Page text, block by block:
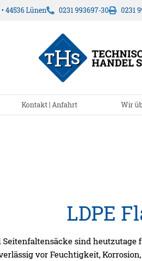
44536 Lünen 0231 993697-30 0231
Kontakt | Anfahrt Wir
LDPE
sind
vor Feuchtigkeit,